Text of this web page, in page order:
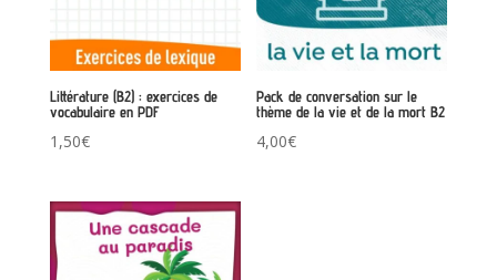
Littérature (B2) : exercices de
vocabulaire en PDF
1,50€
Pack de conversation sur le
thème de la vie et de la mort B2
4,00€